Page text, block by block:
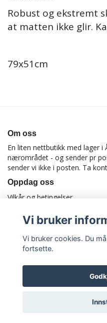
Robust og ekstremt
at matten ikke glir.
79x51cm
Om oss
En liten nettbutikk med lager i
nærområdet - og sender pr
sender vi ikke i posten. Ta
Oppdag oss
Vilkår og betingelser
Vi bruker
Vi bruker cookies. Du
fortsette.